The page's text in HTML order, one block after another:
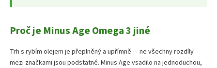
Proč je Minus Age Omega 3 jiné
Trh s rybím olejem je přeplněný a upřímně — ne všechny rozdíly
mezi značkami jsou podstatné. Minus Age vsadilo na jednoduchou,